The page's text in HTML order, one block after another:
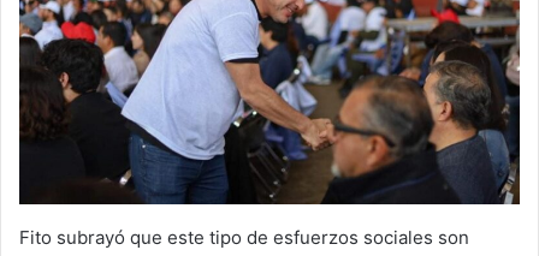
Fito subrayó que este tipo de esfuerzos sociales son